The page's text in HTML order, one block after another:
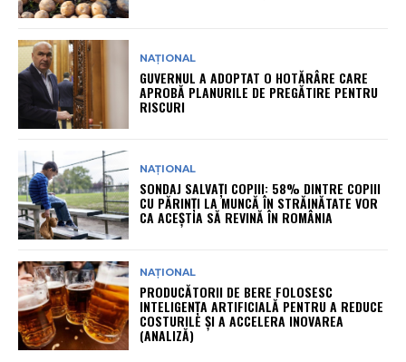
NAȚIONAL
GUVERNUL A ADOPTAT O HOTĂRÂRE CARE
APROBĂ PLANURILE DE PREGĂTIRE PENTRU
RISCURI
NAȚIONAL
SONDAJ SALVAȚI COPIII: 58% DINTRE COPIII
CU PĂRINȚI LA MUNCĂ ÎN STRĂINĂTATE VOR
CA ACEȘTIA SĂ REVINĂ ÎN ROMÂNIA
NAȚIONAL
PRODUCĂTORII DE BERE FOLOSESC
INTELIGENȚA ARTIFICIALĂ PENTRU A REDUCE
COSTURILE ȘI A ACCELERA INOVAREA
(ANALIZĂ)